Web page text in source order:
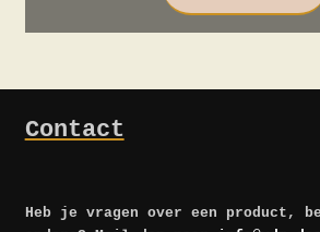
Contact
Heb je vragen over een product,